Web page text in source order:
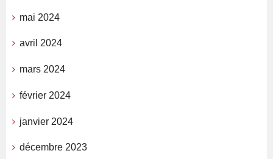
mai 2024
avril 2024
mars 2024
février 2024
janvier 2024
décembre 2023